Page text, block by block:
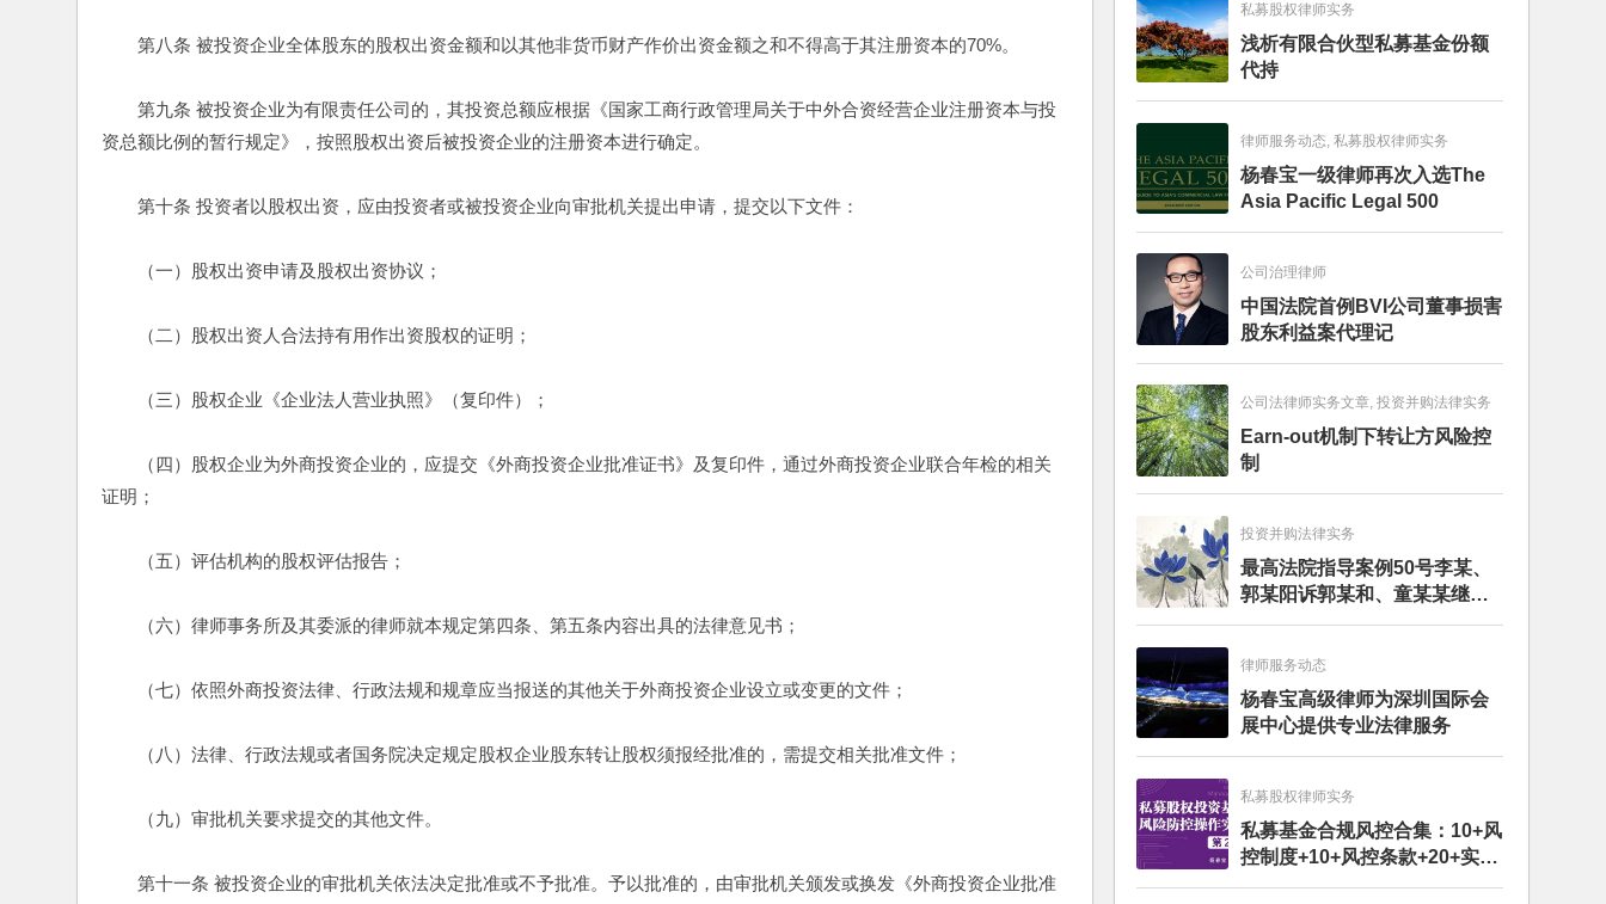
第八条 被投资企业全体股东的股权出资金额和以其他非货币财产作价出资金额之和不得高于其注册资本的70%。
第九条 被投资企业为有限责任公司的，其投资总额应根据《国家工商行政管理局关于中外合资经营企业注册资本与投
资总额比例的暂行规定》，按照股权出资后被投资企业的注册资本进行确定。
第十条 投资者以股权出资，应由投资者或被投资企业向审批机关提出申请，提交以下文件：
（一）股权出资申请及股权出资协议；
（二）股权出资人合法持有用作出资股权的证明；
（三）股权企业《企业法人营业执照》（复印件）；
（四）股权企业为外商投资企业的，应提交《外商投资企业批准证书》及复印件，通过外商投资企业联合年检的相关
证明；
（五）评估机构的股权评估报告；
（六）律师事务所及其委派的律师就本规定第四条、第五条内容出具的法律意见书；
（七）依照外商投资法律、行政法规和规章应当报送的其他关于外商投资企业设立或变更的文件；
（八）法律、行政法规或者国务院决定规定股权企业股东转让股权须报经批准的，需提交相关批准文件；
（九）审批机关要求提交的其他文件。
第十一条 被投资企业的审批机关依法决定批准或不予批准。予以批准的，由审批机关颁发或换发《外商投资企业批准
私募股权律师实务
浅析有限合伙型私募基金份额
代持
律师服务动态, 私募股权律师实务
杨春宝一级律师再次入选The
Asia Pacific Legal 500
公司治理律师
中国法院首例BVI公司董事损害
股东利益案代理记
公司法律师实务文章, 投资并购法律实务
Earn-out机制下转让方风险控
制
投资并购法律实务
最高法院指导案例50号李某、
郭某阳诉郭某和、童某某继承
纠纷案
律师服务动态
杨春宝高级律师为深圳国际会
展中心提供专业法律服务
私募股权律师实务
私募基金合规风控合集：10+风
控制度+10+风控条款+20+实务
文章+每月动态